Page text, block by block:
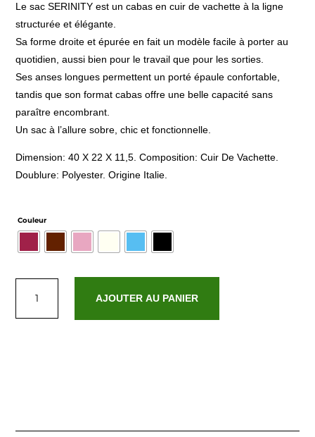
Le sac SERINITY est un cabas en cuir de vachette à la ligne
structurée et élégante.
Sa forme droite et épurée en fait un modèle facile à porter au
quotidien, aussi bien pour le travail que pour les sorties.
Ses anses longues permettent un porté épaule confortable,
tandis que son format cabas offre une belle capacité sans
paraître encombrant.
Un sac à l’allure sobre, chic et fonctionnelle.
Dimension: 40 X 22 X 11,5. Composition: Cuir De Vachette.
Doublure: Polyester. Origine Italie.
Couleur
Serinity
AJOUTER AU PANIER